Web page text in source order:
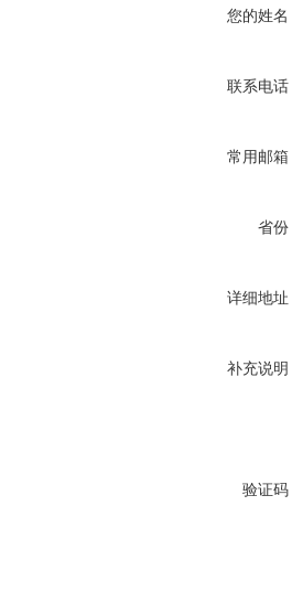
您的姓名
联系电话
常用邮箱
省份
详细地址
补充说明
验证码